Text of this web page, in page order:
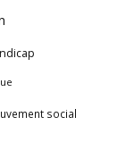
social